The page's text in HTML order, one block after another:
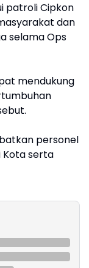
patroli Cipkon
dan
selama Ops
mendukung
personel
Kota serta